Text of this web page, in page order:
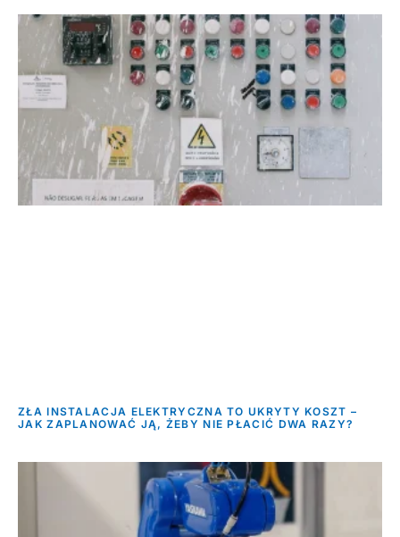
ZŁA INSTALACJA ELEKTRYCZNA TO UKRYTY KOSZT –
JAK ZAPLANOWAĆ JĄ, ŻEBY NIE PŁACIĆ DWA RAZY?